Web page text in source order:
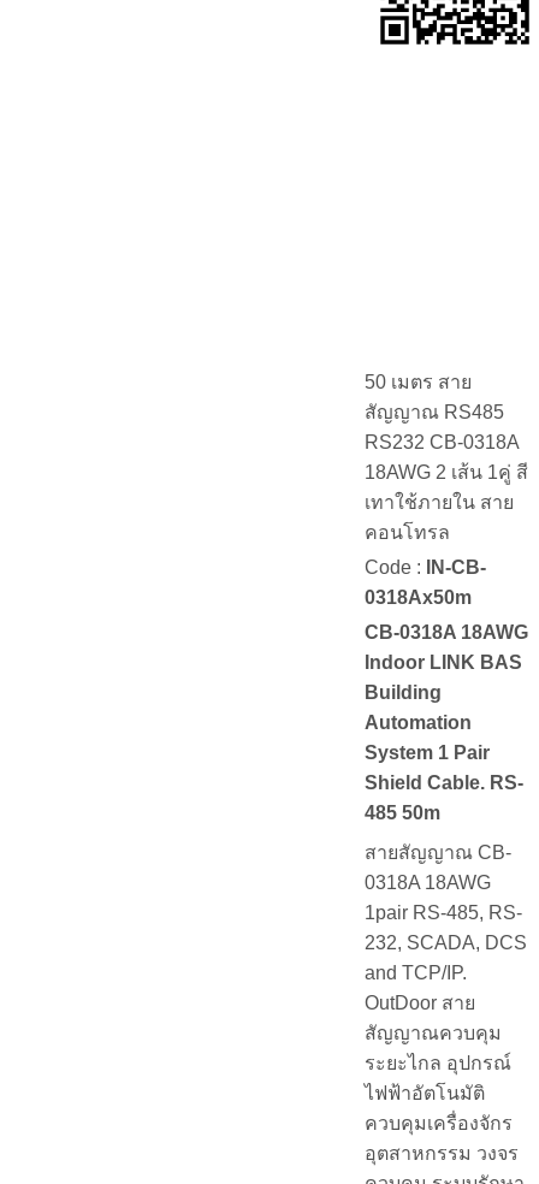
50 เมตร สาย
สัญญาณ RS485
RS232 CB-0318A
18AWG 2 เส้น 1คู่ สี
เทาใช้ภายใน สาย
คอนโทรล
Code :
IN-CB-
0318Ax50m
CB-0318A 18AWG
Indoor LINK BAS
Building
Automation
System 1 Pair
Shield Cable. RS-
485 50m
สายสัญญาณ CB-
0318A 18AWG
1pair RS-485, RS-
232, SCADA, DCS
and TCP/IP.
OutDoor สาย
สัญญาณควบคุม
ระยะไกล อุปกรณ์
ไฟฟ้าอัตโนมัติ
ควบคุมเครื่องจักร
อุตสาหกรรม วงจร